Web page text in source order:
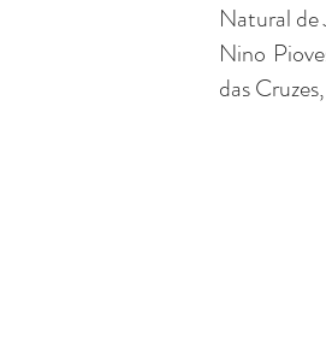
Natural de
Nino
das